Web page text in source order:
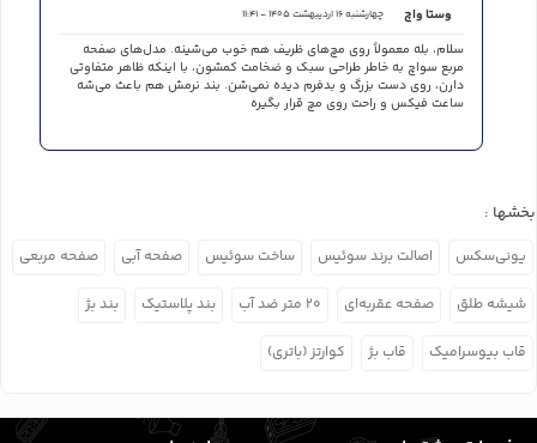
وستا واچ چهارشنبه 16 اردیبهشت 1405 - 11:41
سلام، بله معمولاً روی مچ‌های ظریف هم خوب می‌شینه. مدل‌های صفحه
مربع سواچ به خاطر طراحی سبک و ضخامت کمشون، با اینکه ظاهر متفاوتی
دارن، روی دست بزرگ و بدفرم دیده نمی‌شن. بند نرمش هم باعث می‌شه
ساعت فیکس و راحت روی مچ قرار بگیره
بخشها :
یونی‌سکس اصالت برند سوئیس ساخت سوئیس صفحه آبی صفحه مربعی
شیشه طلق صفحه عقربه‌ای ۲۰ متر ضد آب بند پلاستیک بند بژ
قاب بیوسرامیک قاب بژ کوارتز (باتری)